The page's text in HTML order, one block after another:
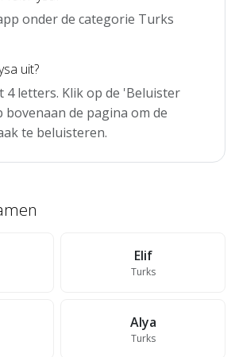
onder de categorie Turks
uit?
4 letters. Klik op de 'Beluister
de pagina om de
te beluisteren.
Elif
Turks
Alya
Turks